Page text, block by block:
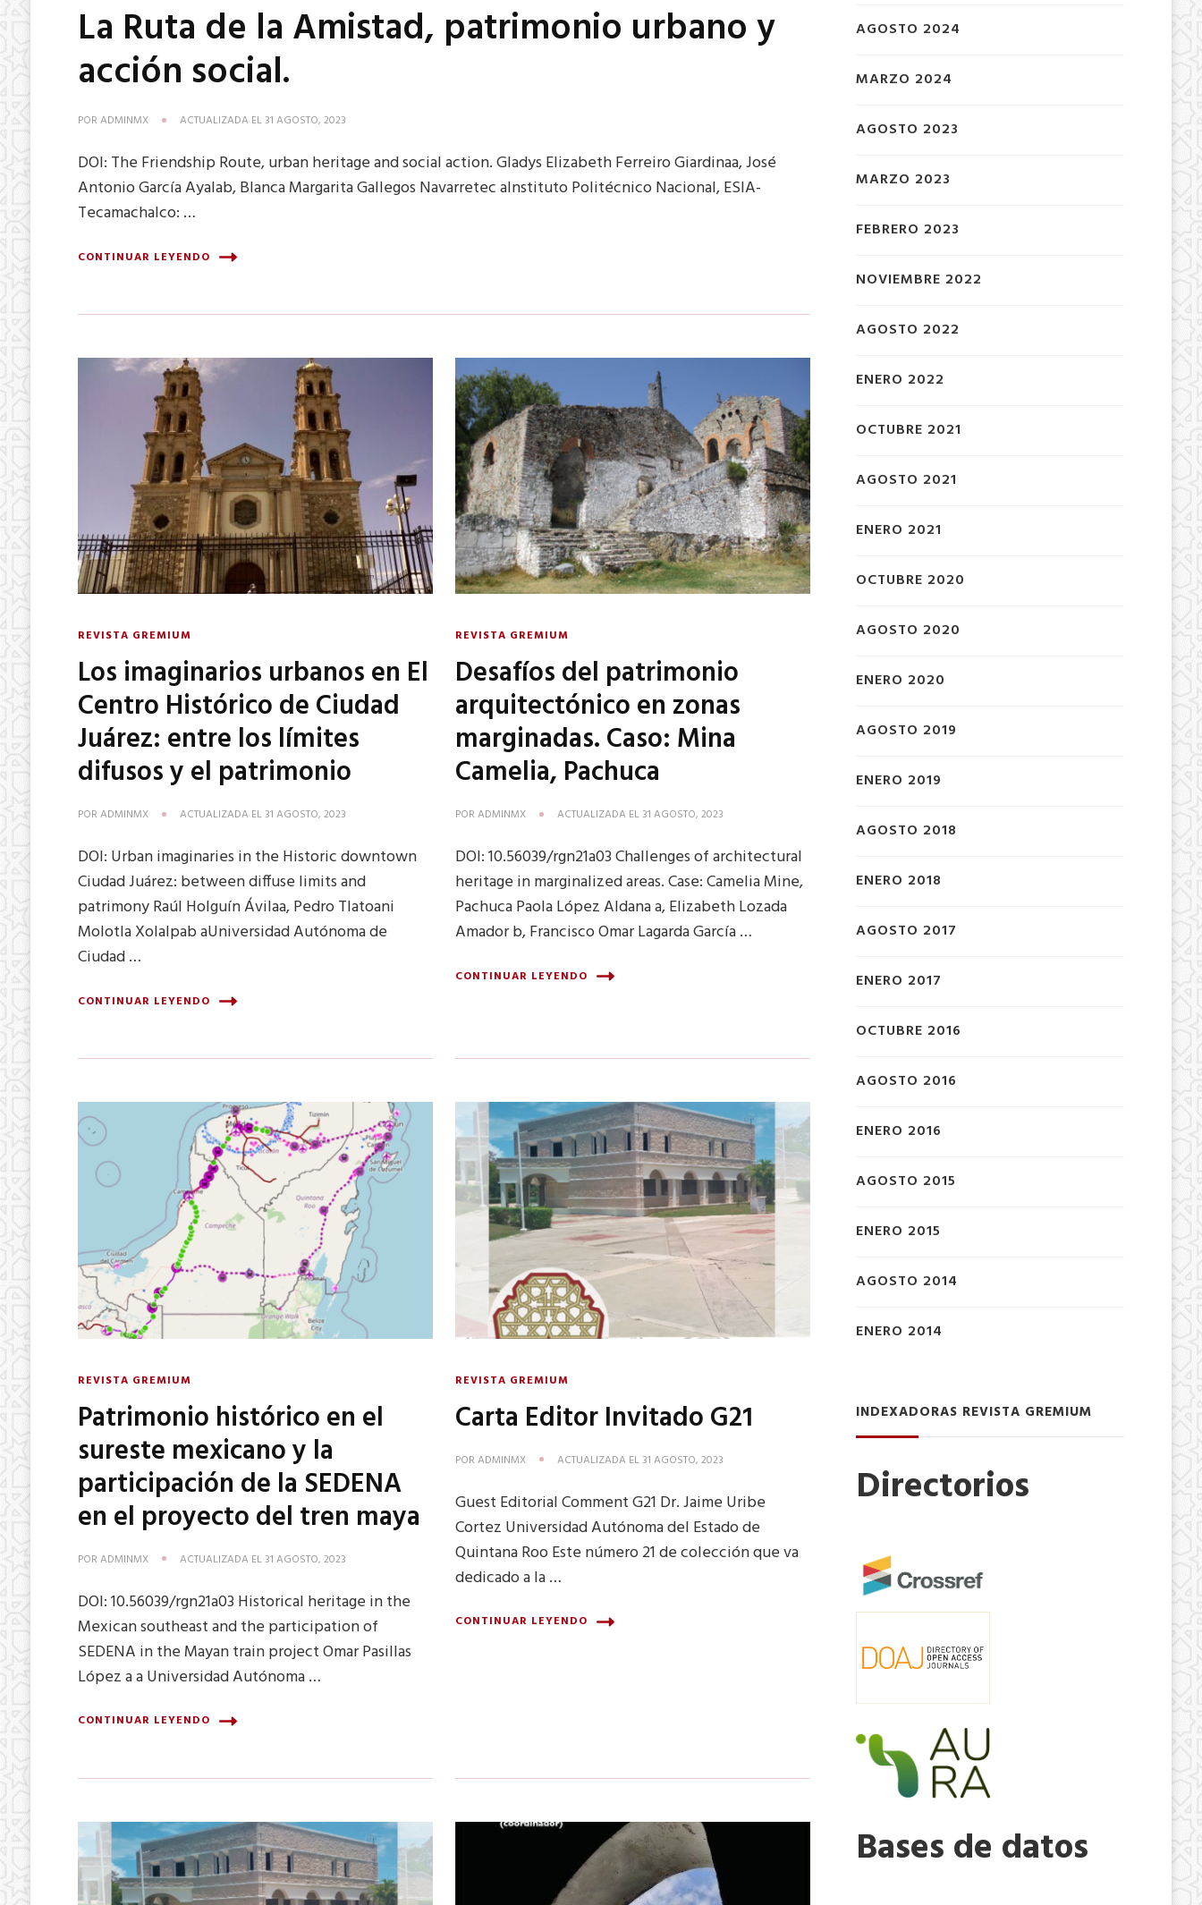
La Ruta de la Amistad, patrimonio urbano y
acción social.
PORADMINMX ACTUALIZADA EL 31 AGOSTO, 2023
DOI: The Friendship Route, urban heritage and social action. Gladys Elizabeth Ferreiro Giardinaa, José
Antonio García Ayalab, Blanca Margarita Gallegos Navarretec aInstituto Politécnico Nacional, ESIA-
Tecamachalco: …
CONTINUAR LEYENDO
REVISTA GREMIUM
Los imaginarios urbanos en El
Centro Histórico de Ciudad
Juárez: entre los límites
difusos y el patrimonio
PORADMINMX ACTUALIZADA EL 31 AGOSTO, 2023
DOI: Urban imaginaries in the Historic downtown
Ciudad Juárez: between diffuse limits and
patrimony Raúl Holguín Ávilaa, Pedro Tlatoani
Molotla Xolalpab aUniversidad Autónoma de
Ciudad …
CONTINUAR LEYENDO
REVISTA GREMIUM
Desafíos del patrimonio
arquitectónico en zonas
marginadas. Caso: Mina
Camelia, Pachuca
PORADMINMX ACTUALIZADA EL 31 AGOSTO, 2023
DOI: 10.56039/rgn21a03 Challenges of architectural
heritage in marginalized areas. Case: Camelia Mine,
Pachuca Paola López Aldana a, Elizabeth Lozada
Amador b, Francisco Omar Lagarda García …
CONTINUAR LEYENDO
REVISTA GREMIUM
Patrimonio histórico en el
sureste mexicano y la
participación de la SEDENA
en el proyecto del tren maya
PORADMINMX ACTUALIZADA EL 31 AGOSTO, 2023
DOI: 10.56039/rgn21a03 Historical heritage in the
Mexican southeast and the participation of
SEDENA in the Mayan train project Omar Pasillas
López a a Universidad Autónoma …
CONTINUAR LEYENDO
REVISTA GREMIUM
Carta Editor Invitado G21
PORADMINMX ACTUALIZADA EL 31 AGOSTO, 2023
Guest Editorial Comment G21 Dr. Jaime Uribe
Cortez Universidad Autónoma del Estado de
Quintana Roo Este número 21 de colección que va
dedicado a la …
CONTINUAR LEYENDO
AGOSTO 2024
MARZO 2024
AGOSTO 2023
MARZO 2023
FEBRERO 2023
NOVIEMBRE 2022
AGOSTO 2022
ENERO 2022
OCTUBRE 2021
AGOSTO 2021
ENERO 2021
OCTUBRE 2020
AGOSTO 2020
ENERO 2020
AGOSTO 2019
ENERO 2019
AGOSTO 2018
ENERO 2018
AGOSTO 2017
ENERO 2017
OCTUBRE 2016
AGOSTO 2016
ENERO 2016
AGOSTO 2015
ENERO 2015
AGOSTO 2014
ENERO 2014
INDEXADORAS REVISTA GREMIUM
Directorios
Bases de datos